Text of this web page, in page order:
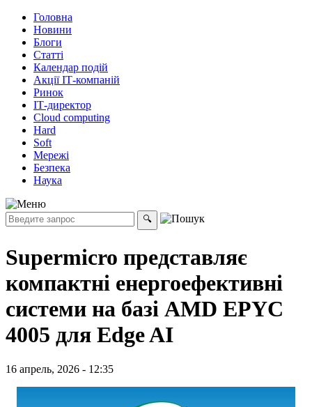
Головна
Новини
Блоги
Статті
Календар подій
Акції ІТ-компаній
Ринок
ІТ-директор
Cloud computing
Hard
Soft
Мережі
Безпека
Наука
Supermicro представляє
компактні енергоефективні
системи на базі AMD EPYC
4005 для Edge AI
16 апрель, 2026 - 12:35